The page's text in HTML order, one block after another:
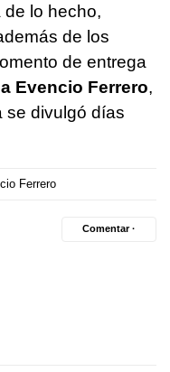
de lo hecho,
de los
de entrega
Evencio Ferrero,
se divulgó días
Ferrero
Comentar ·